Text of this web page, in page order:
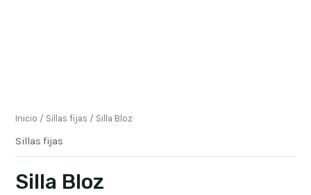
Inicio / Sillas fijas / Silla Bloz
Sillas fijas
Silla Bloz